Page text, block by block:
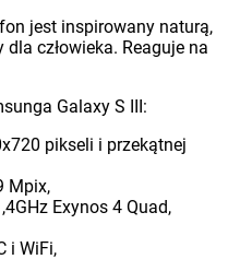
jest inspirowany naturą,
człowieka. Reaguje na
Galaxy S III:
pikseli i przekątnej
Mpix,
Exynos 4 Quad,
i WiFi,